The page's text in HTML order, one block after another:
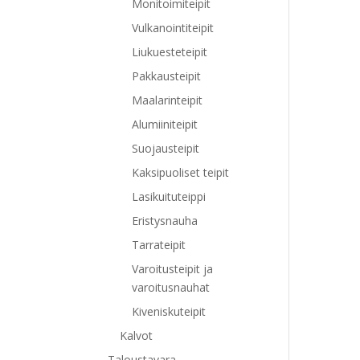
Monitoimiteipit
Vulkanointiteipit
Liukuesteteipit
Pakkausteipit
Maalarinteipit
Alumiiniteipit
Suojausteipit
Kaksipuoliset teipit
Lasikuituteippi
Eristysnauha
Tarrateipit
Varoitusteipit ja
varoitusnauhat
Kiveniskuteipit
Kalvot